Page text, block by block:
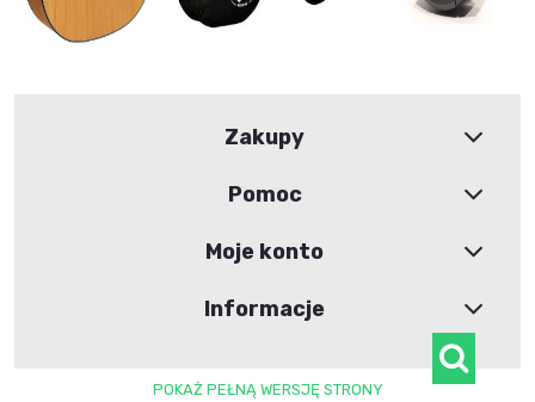
Zakupy
Pomoc
Moje konto
Informacje
POKAŻ PEŁNĄ WERSJĘ STRONY